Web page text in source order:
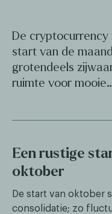
De cryptocurrency
start van de
grotendeels
ruimte voor
Een rustige
oktober
De start van oktober
consolidatie; zo